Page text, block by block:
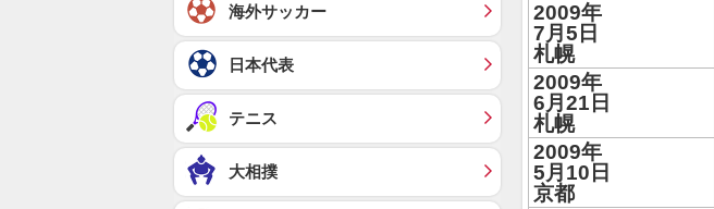
2009年
7月5日
札幌
2009年
6月21日
札幌
2009年
5月10日
京都
海外サッカー
日本代表
テニス
大相撲